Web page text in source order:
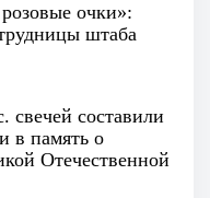
очки»:
штаба
свечей составили
в память о
Отечественной